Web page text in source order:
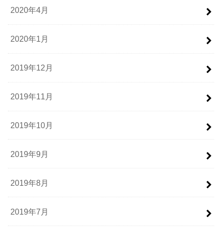
2020年4月
2020年1月
2019年12月
2019年11月
2019年10月
2019年9月
2019年8月
2019年7月